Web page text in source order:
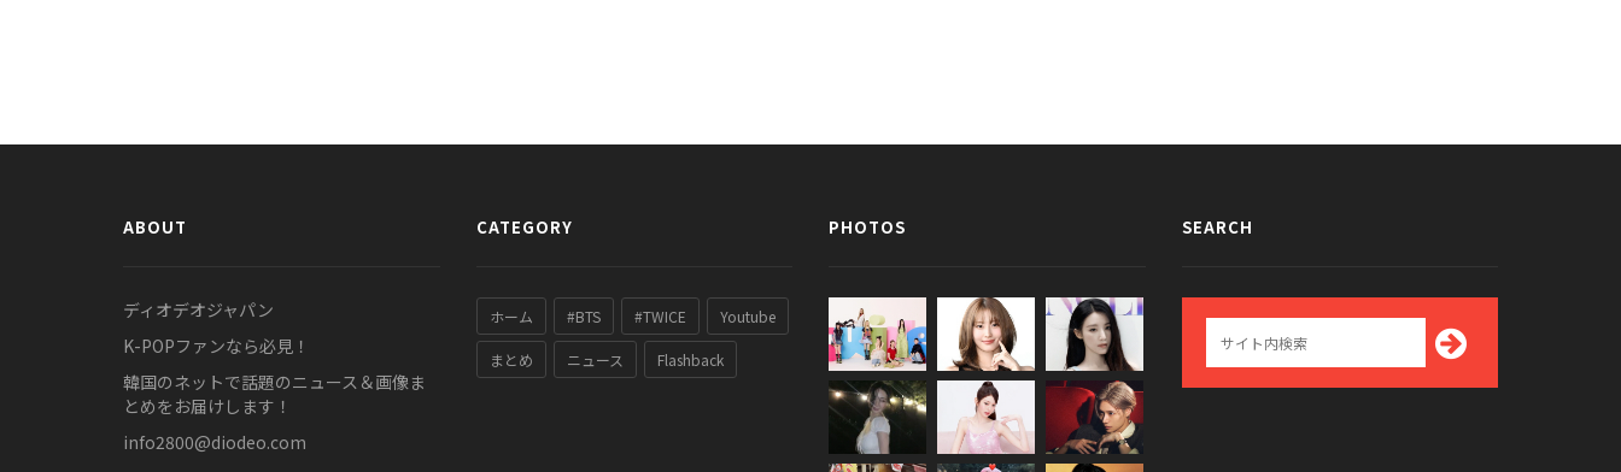
ABOUT
ディオデオジャパン
K-POPファンなら必見！
韓国のネットで話題のニュース＆画像ま
とめをお届けします！
info2800@diodeo.com
CATEGORY
ホーム #BTS #TWICE Youtube
まとめ ニュース Flashback
PHOTOS SEARCH